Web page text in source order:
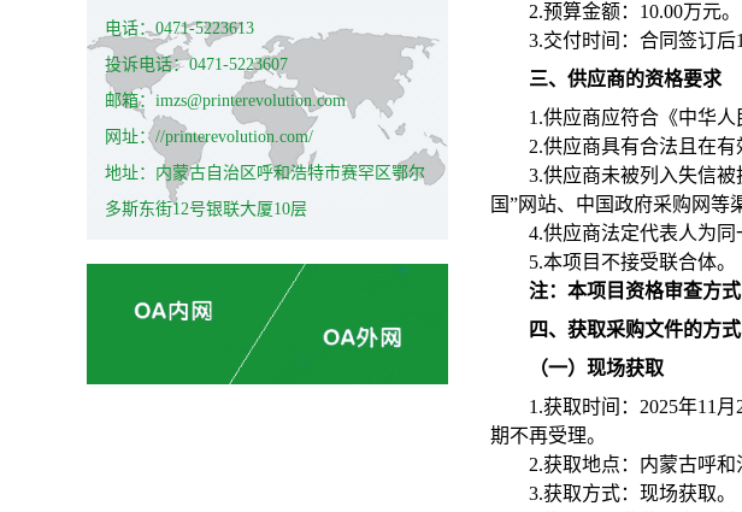
电话：0471-5223613
投诉电话：0471-5223607
邮箱：imzs@printerevolution.com
网址：//printerevolution.com/
地址：内蒙古自治区呼和浩特市赛罕区鄂尔
多斯东街12号银联大厦10层
2.预算金额： 10.00万元。
3.交付时间：合同签订后
三、供应商的资格要求
1.供应商应符合《中华人
2.供应商具有合法且在有
3.供应商未被列入失信
国”网站、中国政府采购网等
4.供应商法定代表人为同
5.本项目不接受联合体。
注：本项目资格审查方
四、获取采购文件的方
（一）现场获取
1.获取时间：2025年11
期不再受理。
2.获取地点： 内蒙古呼和
3.获取方式：现场获取。